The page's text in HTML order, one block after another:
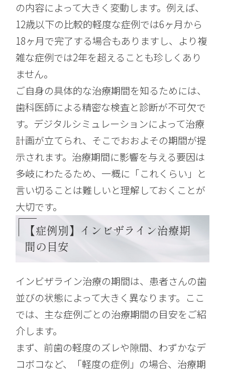
の内容によって大きく変動します。例えば、
12歳以下の比較的軽度な症例では6ヶ月から
18ヶ月で完了する場合もありますし、より複
雑な症例では2年を超えることも珍しくあり
ません。
ご自身の具体的な治療期間を知るためには、
歯科医師による精密な検査と診断が不可欠で
す。デジタルシミュレーションによって治療
計画が立てられ、そこでおおよその期間が提
示されます。治療期間に影響を与える要因は
多岐にわたるため、一概に「これくらい」と
言い切ることは難しいと理解しておくことが
大切です。
【症例別】インビザライン治療期
間の目安
インビザライン治療の期間は、患者さんの歯
並びの状態によって大きく異なります。ここ
では、主な症例ごとの治療期間の目安をご紹
介します。
まず、前歯の軽度のズレや隙間、わずかなデ
コボコなど、「軽度の症例」の場合、治療期